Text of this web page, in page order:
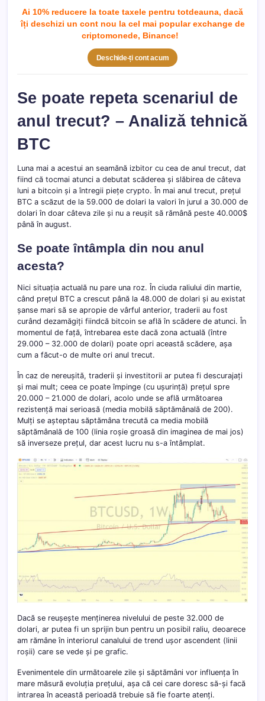
Ai 10% reducere la toate taxele pentru totdeauna, dacă
îți deschizi un cont nou la cel mai popular exchange de
criptomonede, Binance!
Deschide-ți cont acum
Se poate repeta scenariul de
anul trecut? – Analiză tehnică
BTC
Luna mai a acestui an seamănă izbitor cu cea de anul trecut, dat
fiind că tocmai atunci a debutat scăderea și slăbirea de câteva
luni a bitcoin și a întregii piețe crypto. În mai anul trecut, prețul
BTC a scăzut de la 59.000 de dolari la valori în jurul a 30.000 de
dolari în doar câteva zile și nu a reușit să rămână peste 40.000$
până în august.
Se poate întâmpla din nou anul
acesta?
Nici situația actuală nu pare una roz. În ciuda raliului din martie,
când prețul BTC a crescut până la 48.000 de dolari și au existat
șanse mari să se apropie de vârful anterior, traderii au fost
curând dezamăgiți fiindcă bitcoin se află în scădere de atunci. În
momentul de față, întrebarea este dacă zona actuală (între
29.000 – 32.000 de dolari) poate opri această scădere, așa
cum a făcut-o de multe ori anul trecut.
În caz de nereușită, traderii și investitorii ar putea fi descurajați
și mai mult; ceea ce poate împinge (cu ușurință) prețul spre
20.000 – 21.000 de dolari, acolo unde se află următoarea
rezistență mai serioasă (media mobilă săptămânală de 200).
Mulți se așteptau săptămâna trecută ca media mobilă
săptămânală de 100 (linia roșie groasă din imaginea de mai jos)
să inverseze prețul, dar acest lucru nu s-a întâmplat.
Dacă se reușește menținerea nivelului de peste 32.000 de
dolari, ar putea fi un sprijin bun pentru un posibil raliu, deoarece
am rămâne în interiorul canalului de trend ușor ascendent (linii
roșii) care se vede și pe grafic.
Evenimentele din următoarele zile și săptămâni vor influența în
mare măsură evoluția prețului, așa că cei care doresc să-și facă
intrarea în această perioadă trebuie să fie foarte atenți.